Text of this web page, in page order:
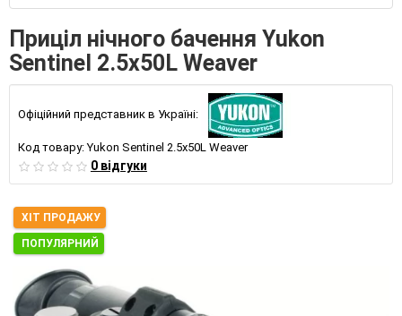
Приціл нічного бачення Yukon
Sentinel 2.5x50L Weaver
Офіційний представник в Україні:
Код товару: Yukon Sentinel 2.5x50L Weaver
0 відгуки
ХІТ ПРОДАЖУ
ПОПУЛЯРНИЙ